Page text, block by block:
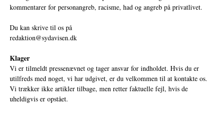
kommentarer for personangreb, racisme, had og angreb på privatlivet.
Du kan skrive til os på
redaktion@sydavisen.dk
Klager
Vi er tilmeldt pressenævnet og tager ansvar for indholdet. Hvis du er
utilfreds med noget, vi har udgivet, er du velkommen til at kontakte os.
Vi trækker ikke artikler tilbage, men retter faktuelle fejl, hvis de
uheldigvis er opstået.